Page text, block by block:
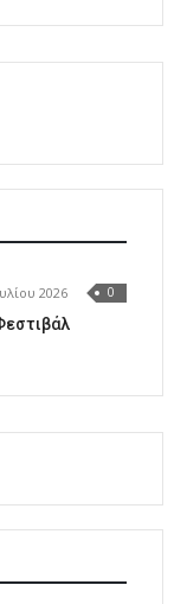
2026 0